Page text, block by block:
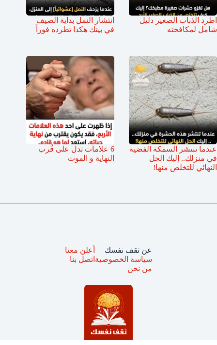
اطرد الذباب الصغير دليل
شامل لمكافحته
انتشار النمل بداية الصيف
في بيتك هكذا تطرده فوراً
عندما تنتشر السمكة الفضية
في منزلك.. إليك الحل
النهائي للتخلص منها!
6 علامات تدل على قُرب
النهاية و الموت
عن ثقف نفسك
سياسة الخصوصية
من نحن
أعلن معنا
اتصل بنا